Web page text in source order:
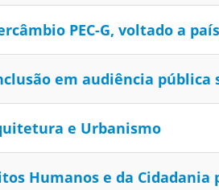
PEC-G, voltado a
em audiência pública
e Urbanismo
Humanos e da Cidadania